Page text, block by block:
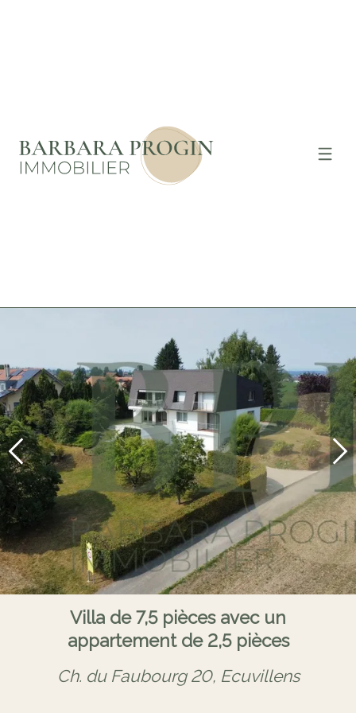
Villa de 7,5 pièces avec un
appartement de 2,5 pièces
Ch. du Faubourg 20, Ecuvillens